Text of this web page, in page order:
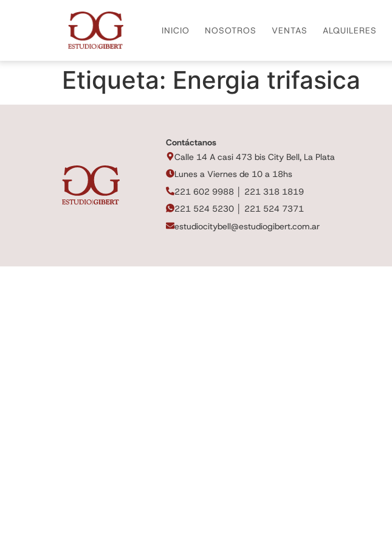
INICIO NOSOTROS VENTAS ALQUILERES
Etiqueta: Energia trifasica
Contáctanos
Calle 14 A casi 473 bis City Bell, La Plata
Lunes a Viernes de 10 a 18hs
221 602 9988 │ 221 318 1819
221 524 5230 │ 221 524 7371
estudiocitybell@estudiogibert.com.ar